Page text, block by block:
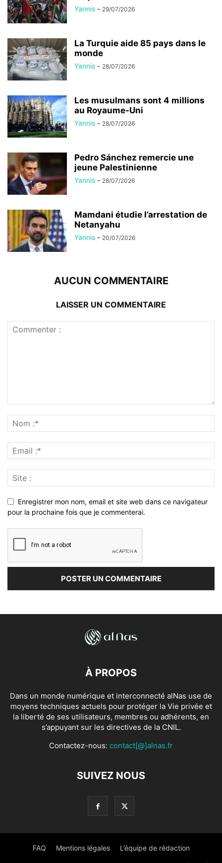
Yannis - 29/07/2026
La Turquie aide 85 pays dans le
monde
Yannis - 28/07/2026
Les musulmans sont 4 millions
au Royaume-Uni
Yannis - 28/07/2026
Pedro Sánchez remercie une
jeune Palestinienne
Yannis - 28/07/2026
Mamdani étudie l’arrestation de
Netanyahu
Yannis - 20/07/2026
AUCUN COMMENTAIRE
LAISSER UN COMMENTAIRE
Enregistrer mon nom, email et site web dans ce navigateur
pour la prochaine fois que je commenterai.
À PROPOS
Dans un monde numérique et interconnecté alNas use de
moyens techniques actuels pour protéger la Vie privée et
la liberté de ses utilisateurs, membres ou adhérents, en
s’appuyant sur les directives de la CNIL.
Contactez-nous: contact[@]alnas.fr
SUIVEZ NOUS
FAQ Mentions légales L’équipe de rédaction